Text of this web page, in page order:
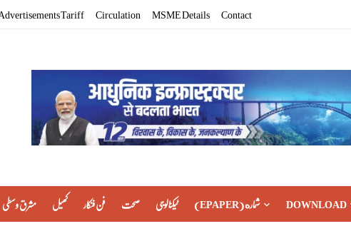
Tariff Circulation MSME Details Contact
مشرق وسطی کھیل فن فنکار صحت ٹیکنالوجی (EPAPER) شماره DOWNLOAD